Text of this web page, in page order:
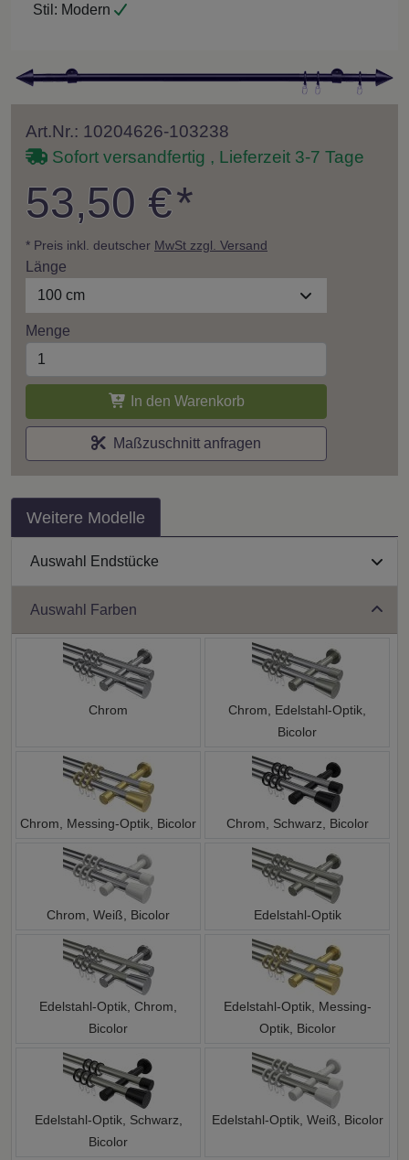
Stil: Modern
Art.Nr.: 10204626-103238
Sofort versandfertig , Lieferzeit 3-7 Tage
53,50 €*
* Preis inkl. deutscher MwSt zzgl. Versand
Länge
100 cm
Menge
In den Warenkorb
Maßzuschnitt anfragen
Weitere Modelle
Auswahl Endstücke
Auswahl Farben
Chrom
Chrom, Edelstahl-Optik,
Bicolor
Chrom, Messing-Optik, Bicolor Chrom, Schwarz, Bicolor
Chrom, Weiß, Bicolor Edelstahl-Optik
Edelstahl-Optik, Chrom,
Bicolor
Edelstahl-Optik, Messing-
Optik, Bicolor
Edelstahl-Optik, Schwarz,
Bicolor
Edelstahl-Optik, Weiß, Bicolor